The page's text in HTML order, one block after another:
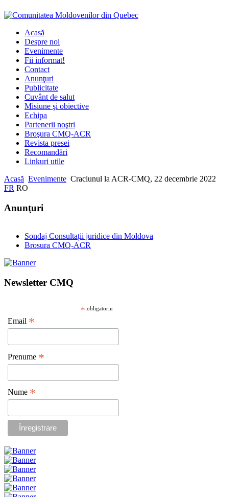
Acasă
Despre noi
Evenimente
Fii informat!
Contact
Anunţuri
Publicitate
Cuvânt de salut
Misiune şi obiective
Echipa
Partenerii noştri
Broşura CMQ-ACR
Revista presei
Recomandări
Linkuri utile
Acasă Evenimente Craciunul la ACR-CMQ, 22 decembrie 2022
FR RO
Anunţuri
Sondaj Consultații juridice din Moldova
Brosura CMQ-ACR
Newsletter CMQ
* obligatoriu
Email *
Prenume *
Nume *